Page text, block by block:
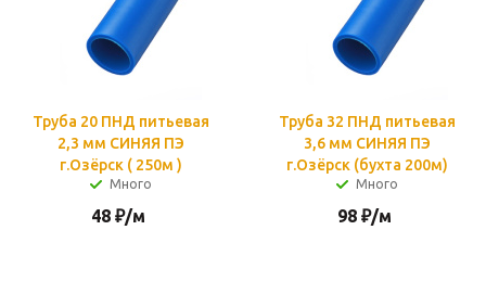
Труба 20 ПНД питьевая
2,3 мм СИНЯЯ ПЭ
г.Озёрск ( 250м )
Много
48 ₽/м
Труба 32 ПНД питьевая
3,6 мм СИНЯЯ ПЭ
г.Озёрск (бухта 200м)
Много
98 ₽/м